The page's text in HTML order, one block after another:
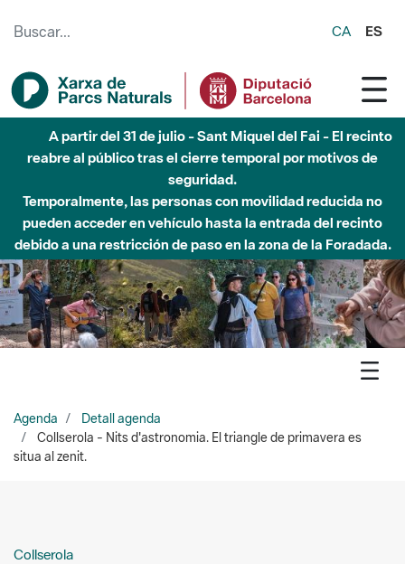
CA ES
A partir del 31 de julio - Sant Miquel del Fai - El recinto
reabre al público tras el cierre temporal por motivos de
seguridad.
Temporalmente, las personas con movilidad reducida no
pueden acceder en vehículo hasta la entrada del recinto
debido a una restricción de paso en la zona de la Foradada.
Agenda
Detall agenda
Collserola - Nits d'astronomia. El triangle de primavera es
situa al zenit.
Collserola